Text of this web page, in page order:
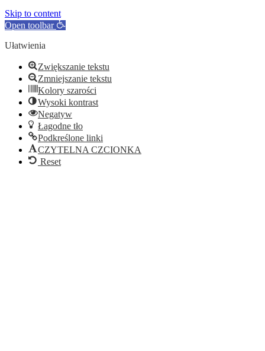
Skip to content
Open toolbar
Ułatwienia
Zwiększanie tekstu
Zmniejszanie tekstu
Kolory szarości
Wysoki kontrast
Negatyw
Łagodne tło
Podkreślone linki
CZYTELNA CZCIONKA
Reset